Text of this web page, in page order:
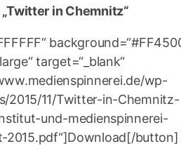
in Chemnitz“
target=“_blank“
wp-
2015/11/Twitter-in-Chemnitz-
und-medienspinnerei-
2015.pdf“]Download[/button]